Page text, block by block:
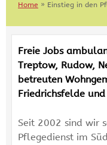
Home » Einstieg in den
Freie Jobs
Treptow, Rudow,
betreuten
Friedrichsfelde
Seit 2002 sind wir
Pflegedienst im